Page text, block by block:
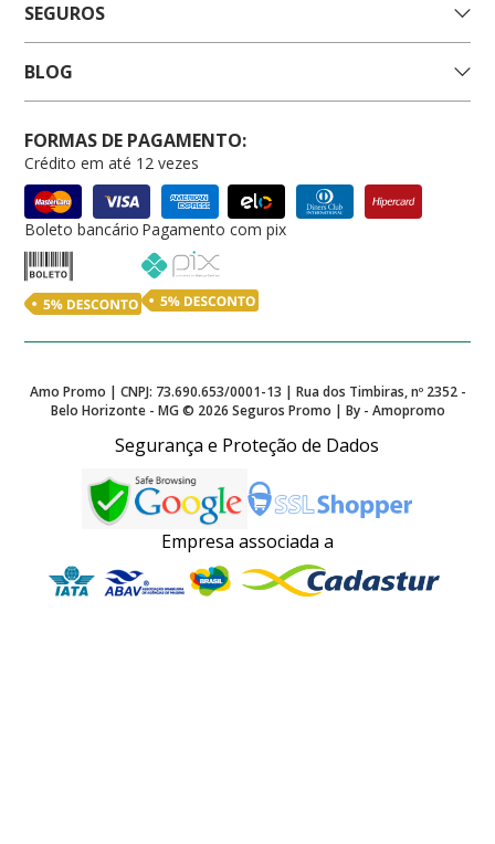
SEGUROS
BLOG
FORMAS DE PAGAMENTO:
Crédito em até 12 vezes
Boleto bancário Pagamento com pix
Amo Promo | CNPJ: 73.690.653/0001-13 | Rua dos Timbiras, nº 2352 -
Belo Horizonte - MG © 2026 Seguros Promo | By - Amopromo
Segurança e Proteção de Dados
Empresa associada a